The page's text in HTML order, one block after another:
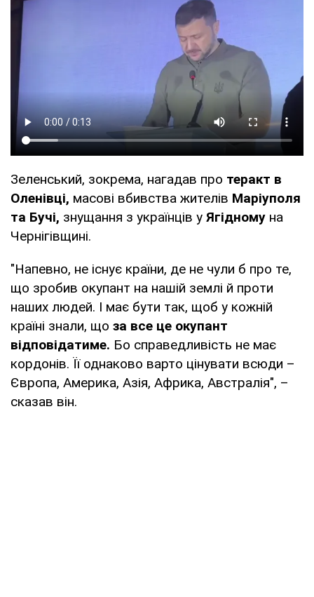
Зеленський, зокрема, нагадав про теракт в
Оленівці, масові вбивства жителів Маріуполя
та Бучі, знущання з українців у Ягідному на
Чернігівщині.
"Напевно, не існує країни, де не чули б про те,
що зробив окупант на нашій землі й проти
наших людей. І має бути так, щоб у кожній
країні знали, що за все це окупант
відповідатиме. Бо справедливість не має
кордонів. Її однаково варто цінувати всюди –
Європа, Америка, Азія, Африка, Австралія", –
сказав він.